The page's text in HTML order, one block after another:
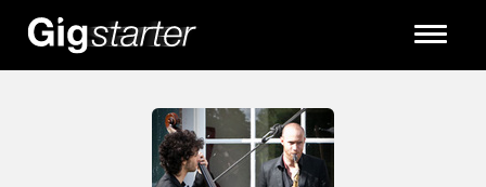
Toggle